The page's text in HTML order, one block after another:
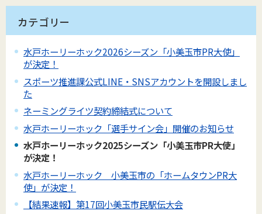
カテゴリー
水戸ホーリーホック2026シーズン「小美玉市PR大使」
が決定！
スポーツ推進課公式LINE・SNSアカウントを開設しまし
た
ネーミングライツ契約締結式について
水戸ホーリーホック「選手サイン会」開催のお知らせ
水戸ホーリーホック2025シーズン「小美玉市PR大使」
が決定！
水戸ホーリーホック 小美玉市の「ホームタウンPR大
使」が決定！
【結果速報】第17回小美玉市民駅伝大会